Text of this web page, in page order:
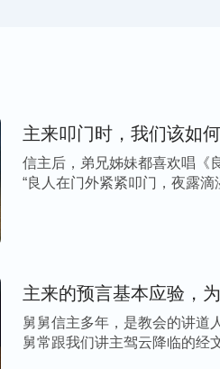
十年，知道中共就是无神论
、洗脑、酷刑折磨、判刑坐
何人权，人没有信心根本不
刑折磨、残害，他们都依靠
，要为神站住见证。想想如
大的信心和力量呢？只有真
人的。
教界的重重逼迫、抵挡下，
世界许多国家，有许多人也
司、
主来叩门时，我们该如
信主后，弟兄姊妹都喜欢唱《
“良人在门外紧紧叩门，夜露
主来的预言基本应验，
舅舅信主多年，是教会的讲道
舅常跟我们讲主驾云降临的经